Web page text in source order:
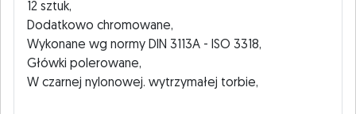
12 sztuk,
Dodatkowo chromowane,
Wykonane wg normy DIN 3113A - ISO 3318,
Główki polerowane,
W czarnej nylonowej. wytrzymałej torbie,